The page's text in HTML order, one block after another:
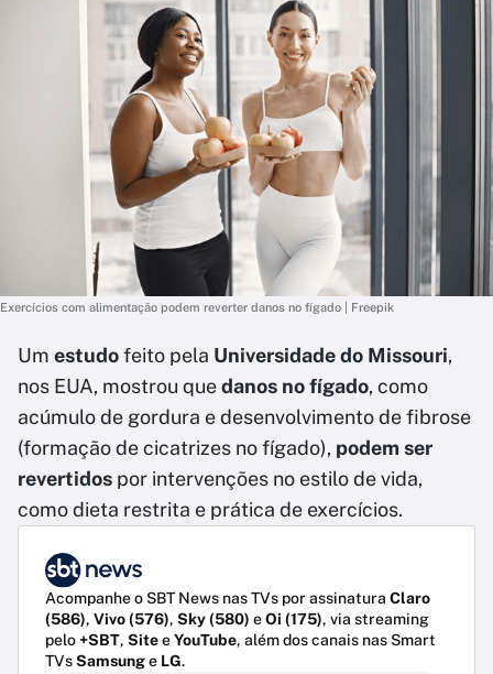
Exercícios com alimentação podem reverter danos no fígado | Freepik
Um estudofeito pela Universidade do Missouri,
nos EUA, mostrou quedanos no fígado, como
acúmulo de gordura e desenvolvimento de fibrose
(formação de cicatrizes no fígado), podem ser
revertidos por intervenções no estilo de vida,
como dieta restrita e prática de exercícios.
Acompanhe o SBT News nas TVs por assinatura Claro
(586), Vivo (576), Sky (580) eOi (175), via streaming
pelo+SBT, SiteeYouTube, além dos canais nas Smart
TVsSamsunge LG.